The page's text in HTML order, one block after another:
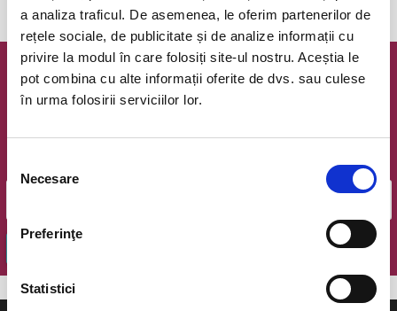
a analiza traficul. De asemenea, le oferim partenerilor de
rețele sociale, de publicitate și de analize informații cu
privire la modul în care folosiți site-ul nostru. Aceștia le
pot combina cu alte informații oferite de dvs. sau culese
în urma folosirii serviciilor lor.
consimțământului
Necesare
Preferinţe
Statistici
Newsletter @ Bilete.ro
evenimente.